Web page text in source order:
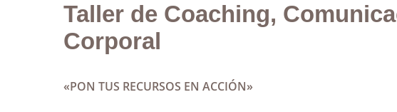
Taller de Coaching,
Corporal
«PON TUS RECURSOS EN ACCIÓN»